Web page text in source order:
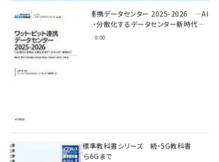
ワット・ビット連携データセンター 2025-2026 ―AI
時代に多様化・分散化するデータセンター新時代―
2025年11月28日 0:00
インプレス標準教科書シリーズ 続・5G教科書
NSA/SAから6Gまで